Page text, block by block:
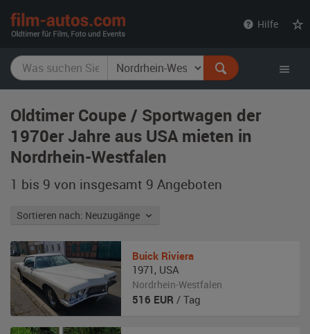
Hilfe
Oldtimer Coupe / Sportwagen der
1970er Jahre aus USA mieten in
Nordrhein-Westfalen
1 bis 9 von insgesamt 9 Angeboten
Sortieren nach: Neuzugänge
Buick Riviera
1971 , USA
Nordrhein-Westfalen
516 EUR / Tag